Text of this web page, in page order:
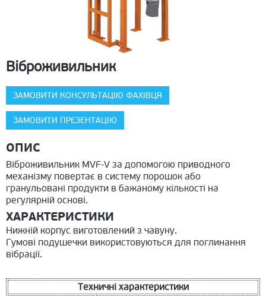
Віброживильник
ЗАМОВИТИ КОНСУЛЬТАЦІЮ ФАХІВЦЯ
ЗАМОВИТИ ПРЕЗЕНТАЦІЮ
ОПИС
Віброживильник MVF-V за допомогою приводного
механізму повертає в систему порошок або
гранульовані продукти в бажаному кількості на
регулярній основі.
ХАРАКТЕРИСТИКИ
Нижній корпус виготовлений з чавуну.
Гумові подушечки використовуються для поглинання
вібрації.
Техничні характеристики